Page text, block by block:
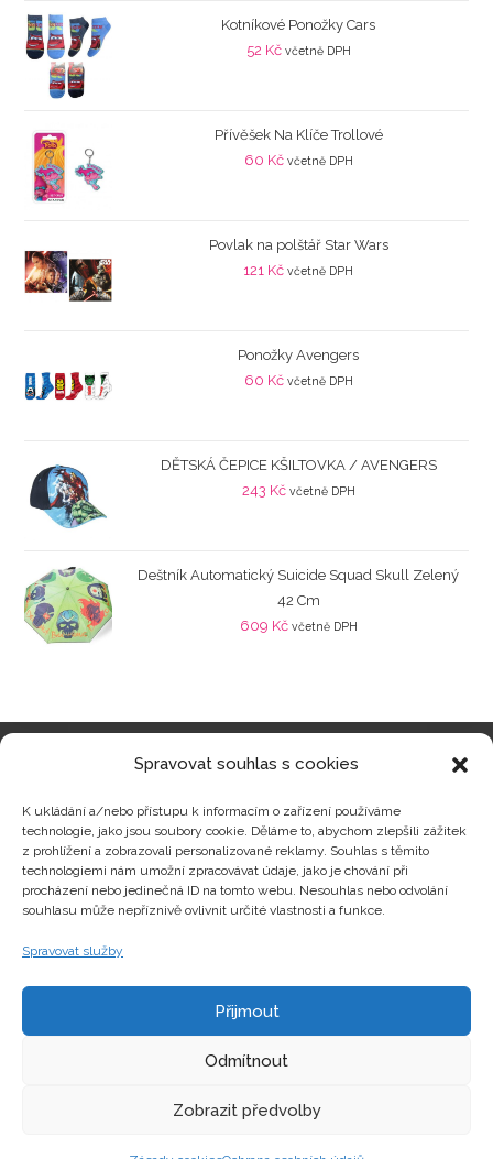
Spravovat souhlas s cookies
K ukládání a/nebo přístupu k informacím o zařízení používáme
technologie, jako jsou soubory cookie. Děláme to, abychom zlepšili zážitek
z prohlížení a zobrazovali personalizované reklamy. Souhlas s těmito
technologiemi nám umožní zpracovávat údaje, jako je chování při
procházení nebo jedinečná ID na tomto webu. Nesouhlas nebo odvolání
souhlasu může nepříznivě ovlivnit určité vlastnosti a funkce.
Spravovat služby
Přijmout
Odmítnout
Zobrazit předvolby
Kotníkové Ponožky Cars
52 Kč včetně DPH
Přívěšek Na Klíče Trollové
60 Kč včetně DPH
Povlak na polštář Star Wars
121 Kč včetně DPH
Ponožky Avengers
60 Kč včetně DPH
DĚTSKÁ ČEPICE KŠILTOVKA / AVENGERS
243 Kč včetně DPH
Deštník Automatický Suicide Squad Skull Zelený
42 Cm
609 Kč včetně DPH
Zajímavosti
Kontakty
Copyright © hrackyzfilmu.cz Všechna práva vyhrazena.